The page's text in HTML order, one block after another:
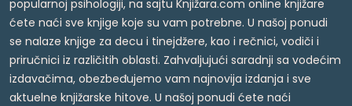
popularnoj psihologiji, na sajtu Knjižara.com online knjižare
ćete naći sve knjige koje su vam potrebne. U našoj ponudi
se nalaze knjige za decu i tinejdžere, kao i rečnici, vodiči i
priručnici iz različitih oblasti. Zahvaljujući saradnji sa vodećim
izdavačima, obezbeđujemo vam najnovija izdanja i sve
aktuelne knjižarske hitove. U našoj ponudi ćete naći